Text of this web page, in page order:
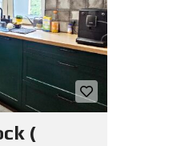
(